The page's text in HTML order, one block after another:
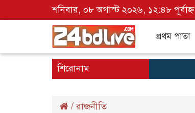
শনিবার, ০৮ অগাস্ট ২০২৬, ১২:৪৮ পূর্বাহ্ন
প্রথম পাতা
শিরোনাম
/রাজনীতি